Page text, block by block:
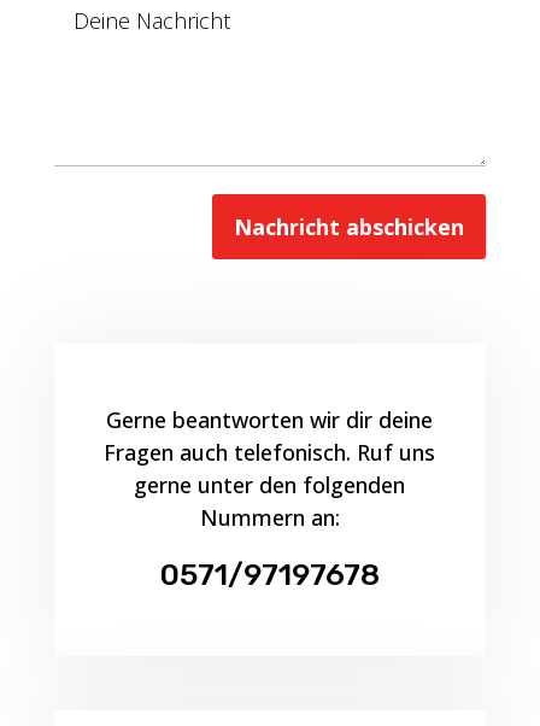
Nachricht abschicken
Gerne beantworten wir dir deine
Fragen auch telefonisch. Ruf uns
gerne unter den folgenden
Nummern an:
0571/97197678